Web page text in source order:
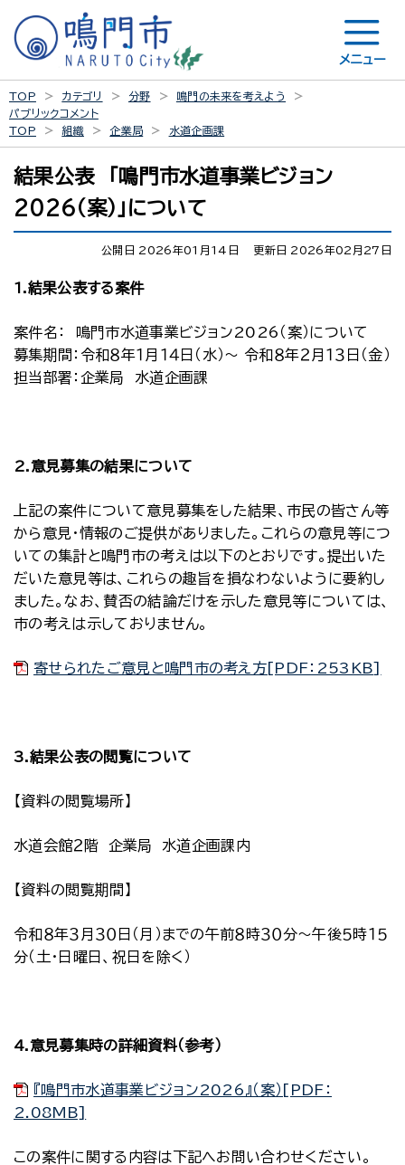
メニュー
TOP カテゴリ 分野
鳴門の未来を考えよう
パブリックコメント
TOP
組織 企業局 水道企画課
結果公表 「鳴門市水道事業ビジョン
2026（案）」について
公開日 2026年01月14日 更新日 2026年02月27日
1.結果公表する案件
案件名： 鳴門市水道事業ビジョン2026（案）について
募集期間：令和８年１月１４日（水）～ 令和８年２月１３日（金）
担当部署：企業局 水道企画課
2.意見募集の結果について
上記の案件について意見募集をした結果、市民の皆さん等
から意見・情報のご提供がありました。これらの意見等につ
いての集計と鳴門市の考えは以下のとおりです。提出いた
だいた意見等は、これらの趣旨を損なわないように要約し
ました。なお、賛否の結論だけを示した意見等については、
市の考えは示しておりません。
寄せられたご意見と鳴門市の考え方[PDF：253KB]
3.結果公表の閲覧について
【資料の閲覧場所】
水道会館２階 企業局 水道企画課内
【資料の閲覧期間】
令和８年３月３０日（月）までの午前８時３０分～午後５時１５
分（土・日曜日、祝日を除く）
4.意見募集時の詳細資料（参考）
『鳴門市水道事業ビジョン2026』（案）[PDF：
2.08MB]
この案件に関する内容は下記へお問い合わせください。